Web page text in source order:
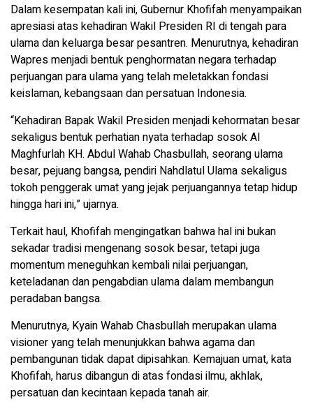
Dalam kesempatan kali ini, Gubernur Khofifah menyampaikan
apresiasi atas kehadiran Wakil Presiden RI di tengah para
ulama dan keluarga besar pesantren. Menurutnya, kehadiran
Wapres menjadi bentuk penghormatan negara terhadap
perjuangan para ulama yang telah meletakkan fondasi
keislaman, kebangsaan dan persatuan Indonesia.
“Kehadiran Bapak Wakil Presiden menjadi kehormatan besar
sekaligus bentuk perhatian nyata terhadap sosok Al
Maghfurlah KH. Abdul Wahab Chasbullah, seorang ulama
besar, pejuang bangsa, pendiri Nahdlatul Ulama sekaligus
tokoh penggerak umat yang jejak perjuangannya tetap hidup
hingga hari ini,” ujarnya.
Terkait haul, Khofifah mengingatkan bahwa hal ini bukan
sekadar tradisi mengenang sosok besar, tetapi juga
momentum meneguhkan kembali nilai perjuangan,
keteladanan dan pengabdian ulama dalam membangun
peradaban bangsa.
Menurutnya, Kyain Wahab Chasbullah merupakan ulama
visioner yang telah menunjukkan bahwa agama dan
pembangunan tidak dapat dipisahkan. Kemajuan umat, kata
Khofifah, harus dibangun di atas fondasi ilmu, akhlak,
persatuan dan kecintaan kepada tanah air.